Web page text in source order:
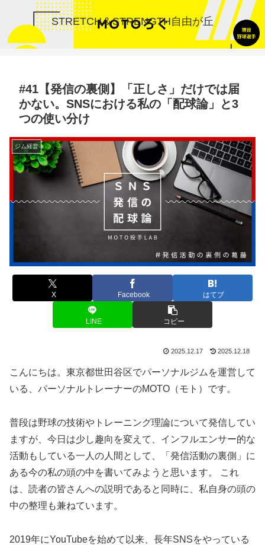
STRETCH＆STRENGTH自由が丘
#41【発信の裏側】「正しさ」だけでは届
かない。SNSにおける私の「配球論」と3
つの使い分け
ジム経営
X Facebook はてブ
LINE コピー
2025.12.17 2025.12.18
こんにちは。東京都世田谷区でパーソナルジムを運営して
いる、パーソナルトレーナーのMOTO（モト）です。
普段は野球の技術やトレーニング理論について発信してい
ますが、今日は少し趣向を変えて、インフルエンサー的な
活動もしている一人の人間として、「発信活動の裏側」に
ある今の私の頭の中を書いてみようと思います。 これ
は、読者の皆さんへの説明であると同時に、私自身の頭の
中の整理も兼ねています。
2019年にYouTubeを始めて以来、長年SNSをやっている